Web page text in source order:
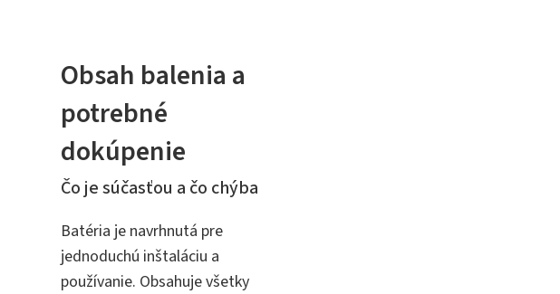
Obsah balenia a
potrebné
dokúpenie
Čo je súčasťou a čo chýba
Batéria je navrhnutá pre
jednoduchú inštaláciu a
používanie. Obsahuje všetky